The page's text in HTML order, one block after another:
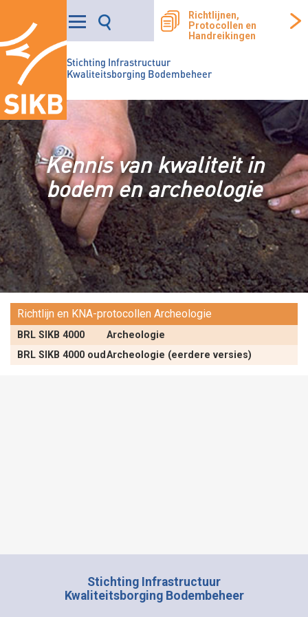
Stichting Infrastructuur
Kwaliteitsborging Bodembeheer
Richtlijnen,
Protocollen en
Handreikingen
Kennis van kwaliteit in
bodem en archeologie
Richtlijn en KNA-protocollen Archeologie
BRL SIKB 4000
Archeologie
BRL SIKB 4000 oud Archeologie (eerdere versies)
Stichting Infrastructuur
Kwaliteitsborging Bodembeheer